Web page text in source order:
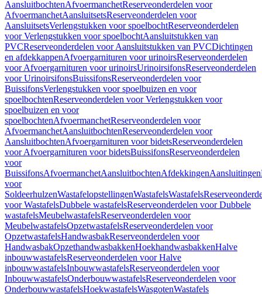
AansluitbochtenAfvoermanchetReserveonderdelen voor
AfvoermanchetAansluitsetsReserveonderdelen voor
AansluitsetsVerlengstukken voor spoelbochtReserveonderdelen
voor Verlengstukken voor spoelbochtAansluitstukken van
PVCReserveonderdelen voor Aansluitstukken van PVCDichtingen
en afdekkappenAfvoergarnituren voor urinoirsReserveonderdelen
voor Afvoergarnituren voor urinoirsUrinoirsifonsReserveonderdelen
voor UrinoirsifonsBuissifonsReserveonderdelen voor
BuissifonsVerlengstukken voor spoelbuizen en voor
spoelbochtenReserveonderdelen voor Verlengstukken voor
spoelbuizen en voor
spoelbochtenAfvoermanchetReserveonderdelen voor
AfvoermanchetAansluitbochtenReserveonderdelen voor
AansluitbochtenAfvoergarnituren voor bidetsReserveonderdelen
voor Afvoergarnituren voor bidetsBuissifonsReserveonderdelen
voor
BuissifonsAfvoermanchetAansluitbochtenAfdekkingenAansluitingen
voor
SoldeerhulzenWastafelopstellingenWastafelsWastafels
voor WastafelsDubbele wastafelsReserveonderdelen voor Dubbele
wastafelsMeubelwastafelsReserveonderdelen voor
MeubelwastafelsOpzetwastafelsReserveonderdelen voor
OpzetwastafelsHandwasbakReserveonderdelen voor
HandwasbakOpzethandwasbakkenHoekhandwasbakkenHalve
inbouwwastafelsReserveonderdelen voor Halve
inbouwwastafelsInbouwwastafelsReserveonderdelen voor
InbouwwastafelsOnderbouwwastafelsReserveonderdelen voor
OnderbouwwastafelsHoekwastafelsWasgotenWastafels